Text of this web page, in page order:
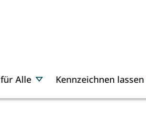
Alle Kennzeichnen lassen